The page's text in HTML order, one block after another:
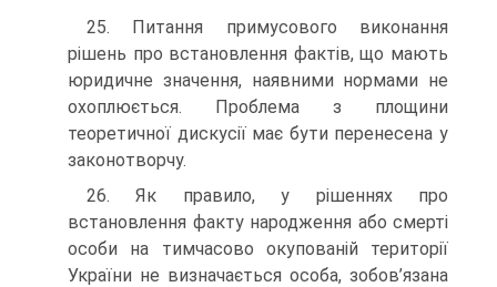
25. Питання примусового виконання
рішень про встановлення фактів, що мають
юридичне значення, наявними нормами не
охоплюється. Проблема з площини
теоретичної дискусії має бути перенесена у
законотворчу.
26. Як правило, у рішеннях про
встановлення факту народження або смерті
особи на тимчасово окупованій території
України не визначається особа, зобов’язана